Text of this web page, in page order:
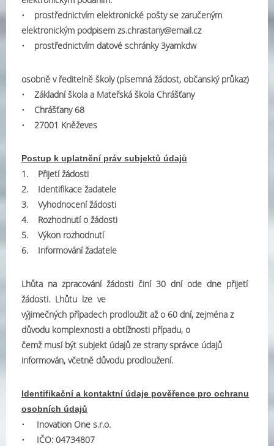
• prostřednictvím elektronické pošty se zaručeným
elektronickým podpisem zs.chrastany@email.cz
• prostřednictvím datové schránky 3yamkdw
osobně v ředitelně školy (písemná žádost, občanský průkaz)
• Základní škola a Mateřská škola Chrášťany
• Chrášťany 68
• 27001 Kněževes
Postup k uplatnění práv subjektů údajů
1. Přijetí žádosti
2. Identifikace žadatele
3. Vyhodnocení žádosti
4. Rozhodnutí o žádosti
5. Výkon rozhodnutí
6. Informování žadatele
Lhůta na zpracování žádosti činí 30 dní ode dne přijetí
žádosti. Lhůtu lze ve
výjimečných případech prodloužit až o 60 dní, zejména z
důvodu komplexnosti a obtížnosti případu, o
čemž musí být subjekt údajů ze strany správce údajů
informován, včetně důvodu prodloužení.
Identifikační a kontaktní údaje pověřence pro ochranu
osobních údajů
• Inovation One s.r.o.
• IČO: 04734807